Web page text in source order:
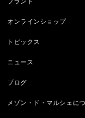
オンラインショップ
トピックス
ニュース
ブログ
メゾン・ド・マルシェに